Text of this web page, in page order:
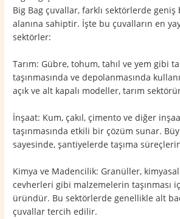
Big Bag çuvallar, farklı sektörlerde geniş
alanına sahiptir. İşte bu çuvalların en
sektörler:
Tarım: Gübre, tohum, tahıl ve yem gibi
taşınmasında ve depolanmasında
açık ve alt kapalı modeller, tarım
İnşaat: Kum, çakıl, çimento ve diğer
taşınmasında etkili bir çözüm sunar.
sayesinde, şantiyelerde taşıma
Kimya ve Madencilik: Granüller,
cevherleri gibi malzemelerin taşınması
üründür. Bu sektörlerde genellikle alt
çuvallar tercih edilir.